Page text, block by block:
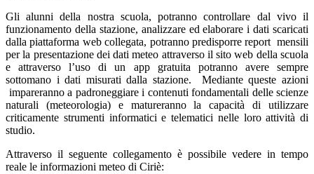
Gli alunni della nostra scuola, potranno controllare dal vivo il
funzionamento della stazione, analizzare ed elaborare i dati scaricati
dalla piattaforma web collegata, potranno predisporre report mensili
per la presentazione dei dati meteo attraverso il sito web della scuola
e attraverso l’uso di un app gratuita potranno avere sempre
sottomano i dati misurati dalla stazione. Mediante queste azioni
impareranno a padroneggiare i contenuti fondamentali delle scienze
naturali (meteorologia) e matureranno la capacità di utilizzare
criticamente strumenti informatici e telematici nelle loro attività di
studio.
Attraverso il seguente collegamento è possibile vedere in tempo
reale le informazioni meteo di Ciriè: